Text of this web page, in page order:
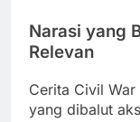
Narasi yang
Relevan
Cerita Civil
yang dibalut